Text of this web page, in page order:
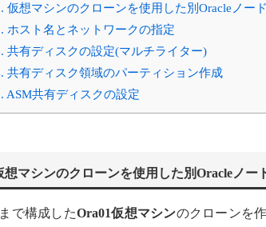
仮想マシンのクローンを使用した別Oracleノー
ホスト名とネットワークの指定
共有ディスクの設定(マルチライター)
共有ディスク領域のパーティション作成
ASM共有ディスクの設定
想マシンのクローンを使用した別Oracleノー
で構成したOra01仮想マシンのクローンを